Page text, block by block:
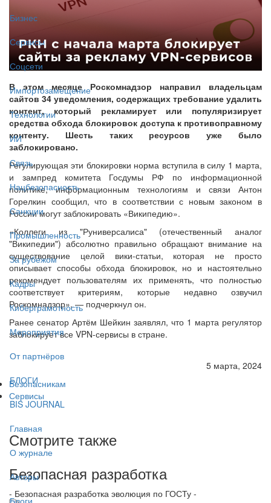
Бизнес
Сервисы
Соцсети
Импортозамещение
Технологии
ИИ
Связь
Нацбезопасность
Санкции
Промышленность
За рубежом
Кадры
Киберграмотность
Мероприятия
От партнёров
БЛОГИ
BIS JOURNAL
Главная
О журнале
Авторы
Блоги
В этом месяце Роскомнадзор направил владельцам
сайтов 34 уведомления, содержащих требование удалить
контент, который рекламирует или популяризирует
средства обхода блокировок доступа к противоправному
контенту. Шесть таких ресурсов уже было
заблокировано.
Регулирующая эти блокировки норма вступила в силу 1 марта,
и зампред комитета Госдумы РФ по информационной
политике, информационным технологиям и связи Антон
Горелкин сообщил, что в соответствии с новым законом в
России могут заблокировать «Википедию».
«Коллеги из "Руниверсалиса" (отечественный аналог
"Википедии") абсолютно правильно обращают внимание на
существование целой вики-статьи, которая не просто
описывает способы обхода блокировок, но и настоятельно
рекомендует пользователям их применять, что полностью
соответствует критериям, которые недавно озвучил
Роскомнадзор», — подчеркнул он.
Ранее сенатор Артём Шейкин заявлял, что 1 марта регулятор
заблокирует все VPN-сервисы в стране.
5 марта, 2024
Безопасникам
Сервисы
Смотрите также
Безопасная разработка
- Безопасная разработка эволюция по ГОСТу -